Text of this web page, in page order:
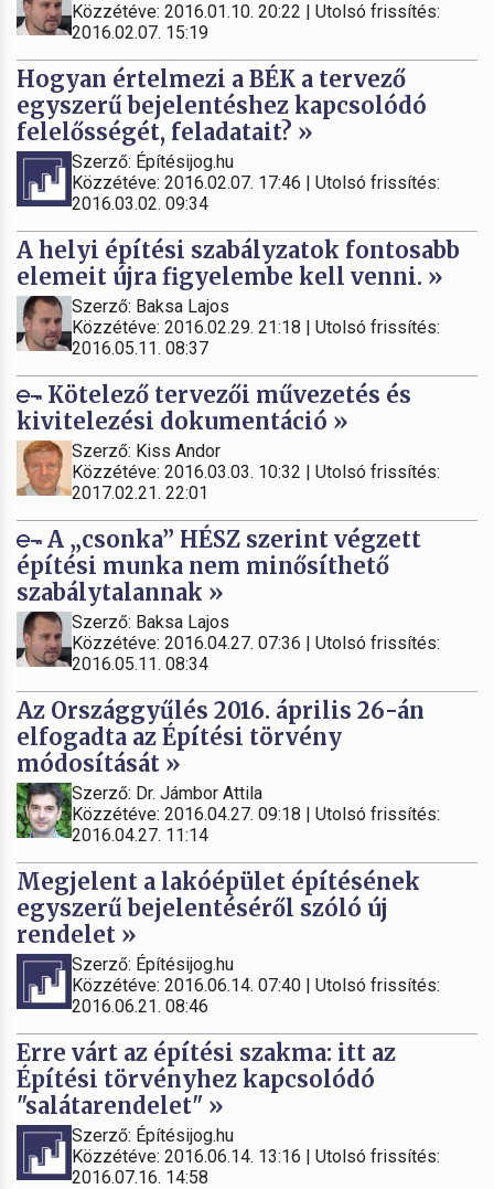
Közzétéve: 2016.01.10. 20:22 | Utolsó frissítés:
2016.02.07. 15:19
Hogyan értelmezi a BÉK a tervező
egyszerű bejelentéshez kapcsolódó
felelősségét, feladatait? »
Szerző: Építésijog.hu
Közzétéve: 2016.02.07. 17:46 | Utolsó frissítés:
2016.03.02. 09:34
A helyi építési szabályzatok fontosabb
elemeit újra figyelembe kell venni. »
Szerző: Baksa Lajos
Közzétéve: 2016.02.29. 21:18 | Utolsó frissítés:
2016.05.11. 08:37
Kötelező tervezői művezetés és
kivitelezési dokumentáció »
Szerző: Kiss Andor
Közzétéve: 2016.03.03. 10:32 | Utolsó frissítés:
2017.02.21. 22:01
A „csonka” HÉSZ szerint végzett
építési munka nem minősíthető
szabálytalannak »
Szerző: Baksa Lajos
Közzétéve: 2016.04.27. 07:36 | Utolsó frissítés:
2016.05.11. 08:34
Az Országgyűlés 2016. április 26-án
elfogadta az Építési törvény
módosítását »
Szerző: Dr. Jámbor Attila
Közzétéve: 2016.04.27. 09:18 | Utolsó frissítés:
2016.04.27. 11:14
Megjelent a lakóépület építésének
egyszerű bejelentéséről szóló új
rendelet »
Szerző: Építésijog.hu
Közzétéve: 2016.06.14. 07:40 | Utolsó frissítés:
2016.06.21. 08:46
Erre várt az építési szakma: itt az
Építési törvényhez kapcsolódó
"salátarendelet" »
Szerző: Építésijog.hu
Közzétéve: 2016.06.14. 13:16 | Utolsó frissítés:
2016.07.16. 14:58